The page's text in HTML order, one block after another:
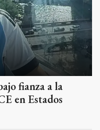
fianza a la
en Estados